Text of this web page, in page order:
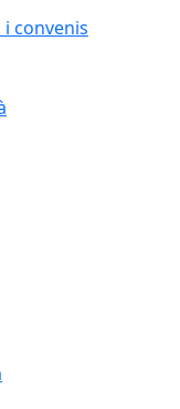
convenis